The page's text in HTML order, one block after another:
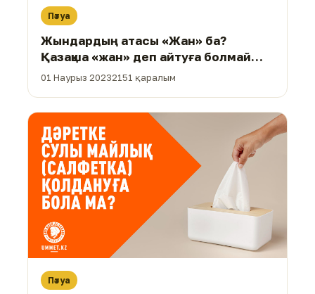
Пәтуа
Жындардың атасы «Жан» ба?
Қазақша «жан» деп айтуға болмай
ма?
01 Наурыз 20232151 қаралым
Пәтуа